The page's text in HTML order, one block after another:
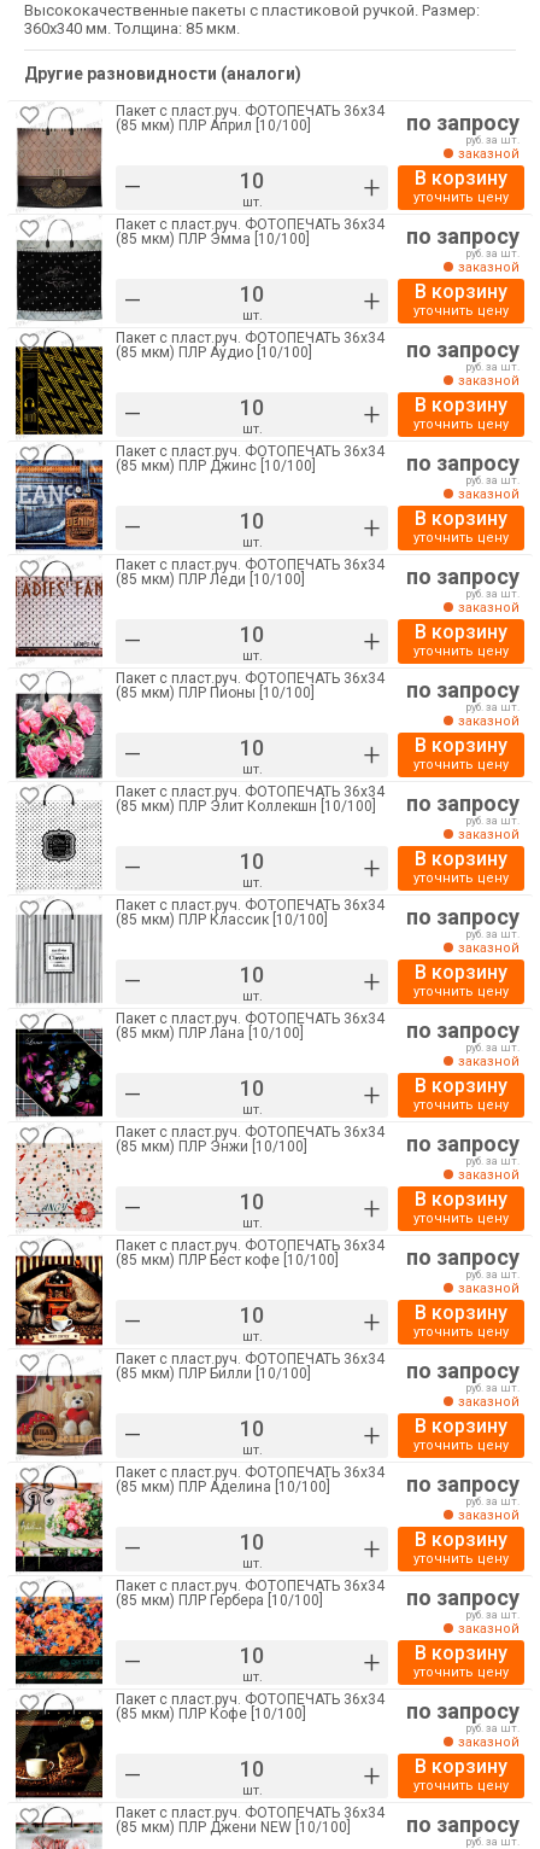
Высококачественные пакеты с пластиковой ручкой. Размер:
360х340 мм. Толщина: 85 мкм.
Другие разновидности (аналоги)
Пакет с пласт.руч. ФОТОПЕЧАТЬ 36х34
(85 мкм) ПЛР Април [10/100]
– шт. +
по запросу
руб. за шт.
заказной
В корзину
уточнить цену
Пакет с пласт.руч. ФОТОПЕЧАТЬ 36х34
(85 мкм) ПЛР Эмма [10/100]
– шт. +
по запросу
руб. за шт.
заказной
В корзину
уточнить цену
Пакет с пласт.руч. ФОТОПЕЧАТЬ 36х34
(85 мкм) ПЛР Аудио [10/100]
– шт. +
по запросу
руб. за шт.
заказной
В корзину
уточнить цену
Пакет с пласт.руч. ФОТОПЕЧАТЬ 36х34
(85 мкм) ПЛР Джинс [10/100]
– шт. +
по запросу
руб. за шт.
заказной
В корзину
уточнить цену
Пакет с пласт.руч. ФОТОПЕЧАТЬ 36х34
(85 мкм) ПЛР Леди [10/100]
– шт. +
по запросу
руб. за шт.
заказной
В корзину
уточнить цену
Пакет с пласт.руч. ФОТОПЕЧАТЬ 36х34
(85 мкм) ПЛР Пионы [10/100]
– шт. +
по запросу
руб. за шт.
заказной
В корзину
уточнить цену
Пакет с пласт.руч. ФОТОПЕЧАТЬ 36х34
(85 мкм) ПЛР Элит Коллекшн [10/100]
– шт. +
по запросу
руб. за шт.
заказной
В корзину
уточнить цену
Пакет с пласт.руч. ФОТОПЕЧАТЬ 36х34
(85 мкм) ПЛР Классик [10/100]
– шт. +
по запросу
руб. за шт.
заказной
В корзину
уточнить цену
Пакет с пласт.руч. ФОТОПЕЧАТЬ 36х34
(85 мкм) ПЛР Лана [10/100]
– шт. +
по запросу
руб. за шт.
заказной
В корзину
уточнить цену
Пакет с пласт.руч. ФОТОПЕЧАТЬ 36х34
(85 мкм) ПЛР Энжи [10/100]
– шт. +
по запросу
руб. за шт.
заказной
В корзину
уточнить цену
Пакет с пласт.руч. ФОТОПЕЧАТЬ 36х34
(85 мкм) ПЛР Бест кофе [10/100]
– шт. +
по запросу
руб. за шт.
заказной
В корзину
уточнить цену
Пакет с пласт.руч. ФОТОПЕЧАТЬ 36х34
(85 мкм) ПЛР Билли [10/100]
– шт. +
по запросу
руб. за шт.
заказной
В корзину
уточнить цену
Пакет с пласт.руч. ФОТОПЕЧАТЬ 36х34
(85 мкм) ПЛР Аделина [10/100]
– шт. +
по запросу
руб. за шт.
заказной
В корзину
уточнить цену
Пакет с пласт.руч. ФОТОПЕЧАТЬ 36х34
(85 мкм) ПЛР Гербера [10/100]
– шт. +
по запросу
руб. за шт.
заказной
В корзину
уточнить цену
Пакет с пласт.руч. ФОТОПЕЧАТЬ 36х34
(85 мкм) ПЛР Кофе [10/100]
– шт. +
по запросу
руб. за шт.
заказной
В корзину
уточнить цену
Пакет с пласт.руч. ФОТОПЕЧАТЬ 36х34
(85 мкм) ПЛР Джени NEW [10/100]
по запросу
руб. за шт.